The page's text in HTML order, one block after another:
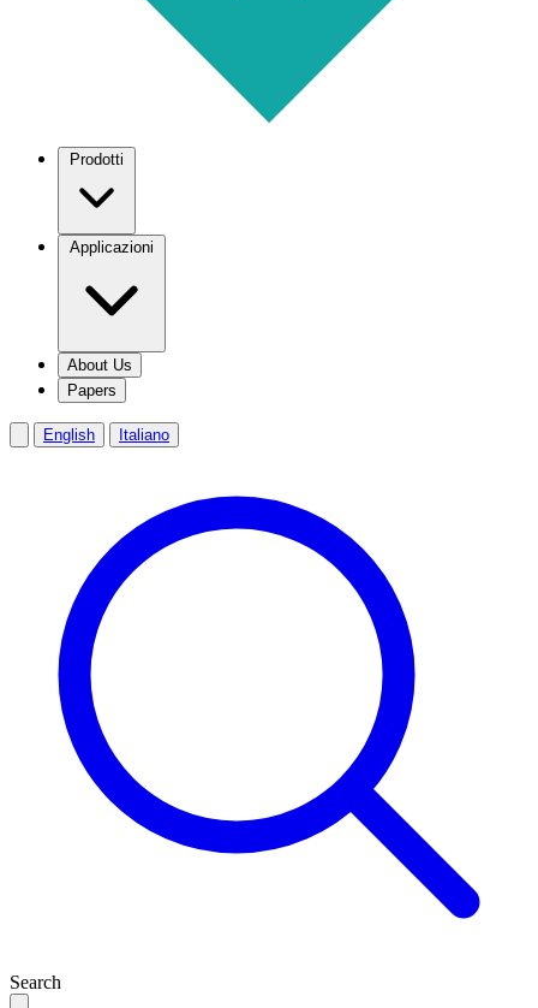
Prodotti
Applicazioni
About Us
Papers
English Italiano
Search